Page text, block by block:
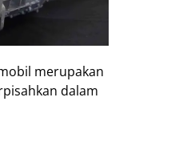
merupakan
dalam